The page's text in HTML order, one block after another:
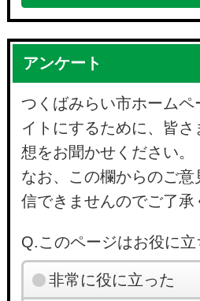
アンケート
つくばみらい市ホームペ
イトにするために、皆
想をお聞かせください。
なお、この欄からのご意
信できませんのでご了承
Q.このページはお役に立
非常に役に立った